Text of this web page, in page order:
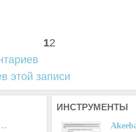
12
этой записи
ИНСТРУМЕНТЫ